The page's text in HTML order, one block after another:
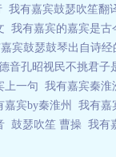
我有嘉宾鼓瑟吹笙翻
我有嘉宾的嘉宾是古
宾鼓瑟鼓琴出自诗经
音孔昭视民不挑君子
上一句 我有嘉宾秦淮
嘉宾by秦淮州 我有嘉
鼓瑟吹笙 曹操 我有